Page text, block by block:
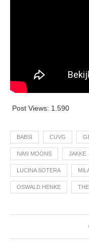
Post Views: 1.590
BABSI CUVG
IVAN MOONS JAKKE
LUCINA SOTERA
OSWALD HENKE